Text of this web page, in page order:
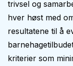
trivsel og
hver høst med
resultatene til å
kriterier som